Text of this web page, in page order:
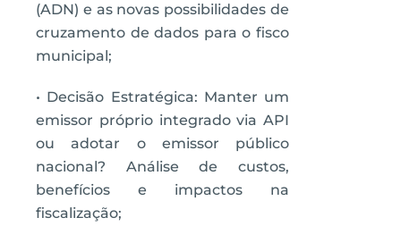
(ADN) e as novas possibilidades de
cruzamento de dados para o fisco
municipal;
• Decisão Estratégica: Manter um
emissor próprio integrado via API
ou adotar o emissor público
nacional? Análise de custos,
benefícios e impactos na
fiscalização;